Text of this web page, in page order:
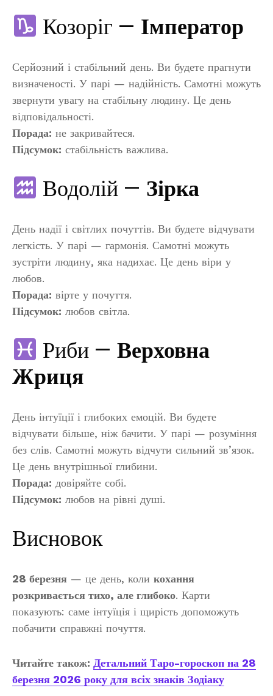
Козоріг — Імператор
Серйозний і стабільний день. Ви будете прагнути
визначеності. У парі — надійність. Самотні можуть
звернути увагу на стабільну людину. Це день
відповідальності.
Порада: не закривайтеся.
Підсумок: стабільність важлива.
Водолій — Зірка
День надії і світлих почуттів. Ви будете відчувати
легкість. У парі — гармонія. Самотні можуть
зустріти людину, яка надихає. Це день віри у
любов.
Порада: вірте у почуття.
Підсумок: любов світла.
Риби —Верховна
Жриця
День інтуїції і глибоких емоцій. Ви будете
відчувати більше, ніж бачити. У парі — розуміння
без слів. Самотні можуть відчути сильний зв’язок.
Це день внутрішньої глибини.
Порада: довіряйте собі.
Підсумок: любов на рівні душі.
Висновок
28 березня — це день, коли кохання
розкривається тихо, але глибоко. Карти
показують: саме інтуїція і щирість допоможуть
побачити справжні почуття.
Читайте також: Детальний Таро-гороскоп на 28
березня 2026 року для всіх знаків Зодіаку